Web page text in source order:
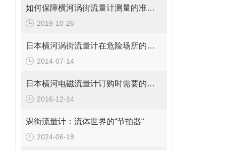
如何保障横河涡街流量计测量的准确性呢？请看这里
2019-10-26
日本横河涡街流量计在危险场所的防爆等级
2014-07-14
日本横河电磁流量计订购时需要的参数
2016-12-14
涡街流量计：流体世界的“节拍器“
2024-06-18